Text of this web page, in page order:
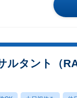
ルタント（